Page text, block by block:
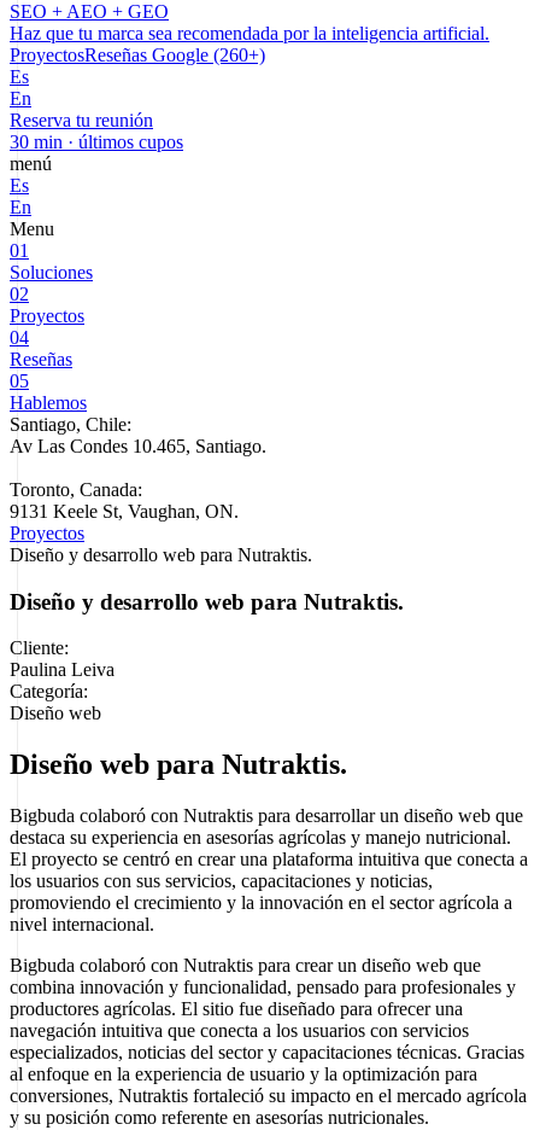
SEO + AEO + GEO
Haz que tu marca sea recomendada por la inteligencia artificial.
ProyectosReseñas Google (260+)
Es
En
Reserva tu reunión
30 min · últimos cupos
menú
Es
En
Menu
01
Soluciones
02
Proyectos
04
Reseñas
05
Hablemos
Santiago, Chile:
Av Las Condes 10.465, Santiago.
Toronto, Canada:
9131 Keele St, Vaughan, ON.
Proyectos
Diseño y desarrollo web para Nutraktis.
Diseño y desarrollo web para Nutraktis.
Cliente:
Paulina Leiva
Categoría:
Diseño web
Diseño web para Nutraktis.
Bigbuda colaboró con Nutraktis para desarrollar un diseño web que
destaca su experiencia en asesorías agrícolas y manejo nutricional.
El proyecto se centró en crear una plataforma intuitiva que conecta a
los usuarios con sus servicios, capacitaciones y noticias,
promoviendo el crecimiento y la innovación en el sector agrícola a
nivel internacional.
Bigbuda colaboró con Nutraktis para crear un diseño web que
combina innovación y funcionalidad, pensado para profesionales y
productores agrícolas. El sitio fue diseñado para ofrecer una
navegación intuitiva que conecta a los usuarios con servicios
especializados, noticias del sector y capacitaciones técnicas. Gracias
al enfoque en la experiencia de usuario y la optimización para
conversiones, Nutraktis fortaleció su impacto en el mercado agrícola
y su posición como referente en asesorías nutricionales.